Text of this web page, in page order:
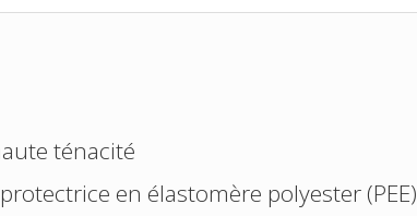
ténacité
en élastomère polyester (PEE)